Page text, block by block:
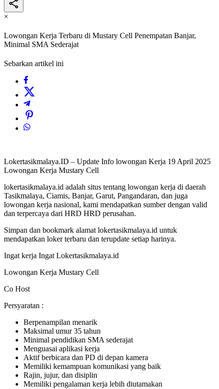
×
Lowongan Kerja Terbaru di Mustary Cell Penempatan Banjar,
Minimal SMA Sederajat
Sebarkan artikel ini
Lokertasikmalaya.ID – Update Info lowongan Kerja 19 April 2025
Lowongan Kerja Mustary Cell
lokertasikmalaya.id adalah situs tentang lowongan kerja di daerah
Tasikmalaya, Ciamis, Banjar, Garut, Pangandaran, dan juga
lowongan kerja nasional, kami mendapatkan sumber dengan valid
dan terpercaya dari HRD HRD perusahan.
Simpan dan bookmark alamat lokertasikmalaya.id untuk
mendapatkan loker terbaru dan terupdate setiap harinya.
Ingat kerja Ingat Lokertasikmalaya.id
Lowongan Kerja Mustary Cell
Co Host
Persyaratan :
Berpenampilan menarik
Maksimal umur 35 tahun
Minimal pendidikan SMA sederajat
Menguasai aplikasi kerja
Aktif berbicara dan PD di depan kamera
Memiliki kemampuan komunikasi yang baik
Rajin, jujur, dan disiplin
Memiliki pengalaman kerja lebih diutamakan